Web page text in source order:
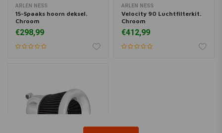
ARLEN NESS
15-Spaaks hoorn deksel.
Chroom
€298,99
ARLEN NESS
Velocity 90 Luchtfilterkit.
Chroom
€412,99